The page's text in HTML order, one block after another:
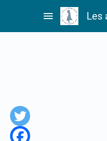
menu Les